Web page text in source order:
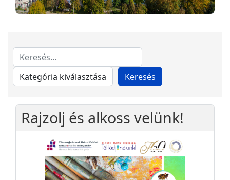
Rajzolj és alkoss velünk!